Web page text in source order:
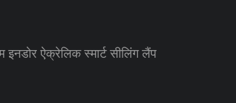
ऐक्रेलिक स्मार्ट सीलिंग लैंप